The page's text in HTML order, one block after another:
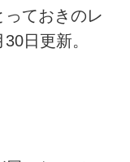
ておきのレ
日更新。